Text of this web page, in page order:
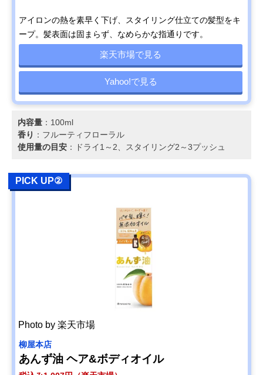
アイロンの熱を素早く下げ、スタイリング仕立ての髪型をキ
ープ。髪表面は固まらず、なめらかな指通りです。
楽天市場で見る
Yahoo!で見る
内容量 ：100ml
香り ：フルーティフローラル
使用量の目安 ：ドライ1～2、スタイリング2～3プッシュ
PICK UP②
Photo by 楽天市場
柳屋本店
あんず油 ヘア&ボディオイル